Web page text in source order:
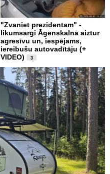
"Zvaniet prezidentam" -
likumsargi Āgenskalnā aiztur
agresīvu un, iespējams,
iereibušu autovadītāju (+
VIDEO)
3